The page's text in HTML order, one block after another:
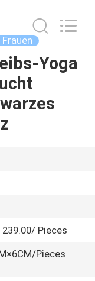
Yoga
239.00/ Pieces
Pieces